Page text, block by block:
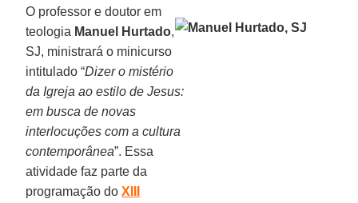
O professor e doutor em
teologia Manuel Hurtado,
SJ, ministrará o minicurso
intitulado “Dizer o mistério
da Igreja ao estilo de Jesus:
em busca de novas
interlocuções com a cultura
contemporânea”. Essa
atividade faz parte da
programação doXIII